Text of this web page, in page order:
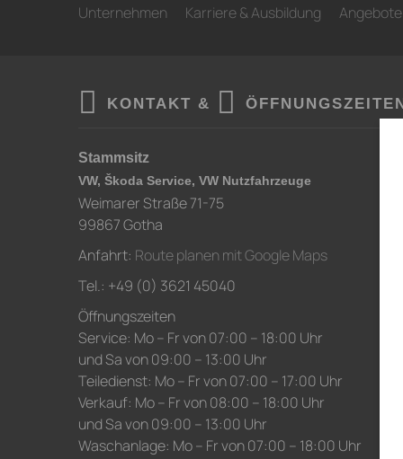
Unternehmen Karriere & Ausbildung Angebote
KONTAKT &
Stammsitz
VW, Škoda Service, VW Nutzfahrzeuge
Weimarer Straße 71-75
99867 Gotha
Anfahrt: Route planen mit Google Maps
Tel.: +49 (0) 3621 45040
Öffnungszeiten
Service: Mo – Fr von 07:00 – 18:00 Uhr
und Sa von 09:00 – 13:00 Uhr
Teiledienst: Mo – Fr von 07:00 – 17:00 Uhr
Verkauf: Mo – Fr von 08:00 – 18:00 Uhr
und Sa von 09:00 – 13:00 Uhr
Waschanlage: Mo – Fr von 07:00 – 18:00 Uhr